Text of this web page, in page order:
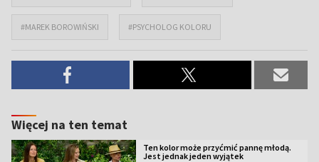
#MAREK BOROWIŃSKI #PSYCHOLOG KOLORU
Więcej na ten temat
Ten kolor może przyćmić pannę młodą.
Jest jednak jeden wyjątek